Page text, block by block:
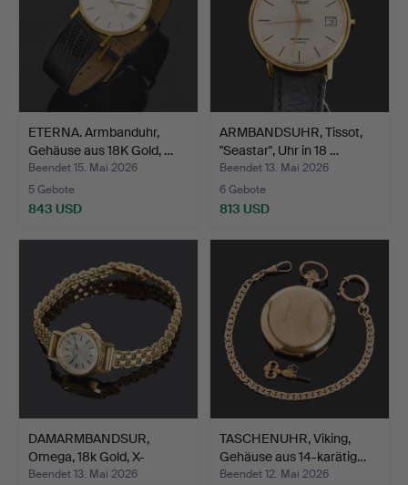
ETERNA. Armbanduhr,
Gehäuse aus 18K Gold, …
Beendet 15. Mai 2026
5 Gebote
843 USD
ARMBANDSUHR, Tissot,
"Seastar", Uhr in 18 …
Beendet 13. Mai 2026
6 Gebote
813 USD
DAMARMBANDSUR,
Omega, 18k Gold, X-
Gliedera…
Beendet 13. Mai 2026
TASCHENUHR, Viking,
Gehäuse aus 14-karätig…
Beendet 12. Mai 2026